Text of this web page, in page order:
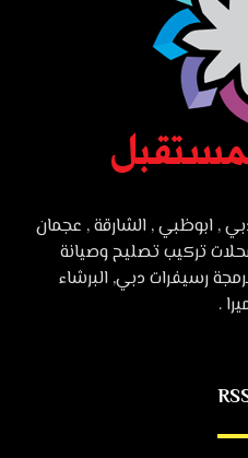
, ابوظبي , الشارقة , عجمان
خصم 30% محلات تركيب تصليح وصيانة
رسيفرات دبي, البرشاء
.